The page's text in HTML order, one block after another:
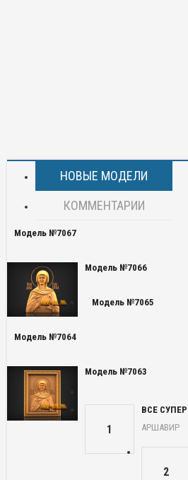
НОВЫЕ МОДЕЛИ
КОММЕНТАРИИ
Модель №7067
Модель №7066
Модель №7065
Модель №7064
Модель №7063
1
ВСЕ СУПЕР
АРШАВИР
2